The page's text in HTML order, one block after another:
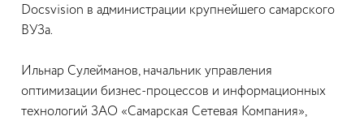
Docsvision в администрации крупнейшего самарского
ВУЗа.
Ильнар Сулейманов, начальник управления
оптимизации бизнес-процессов и информационных
технологий ЗАО «Самарская Сетевая Компания»,